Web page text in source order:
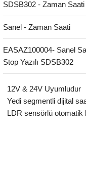
SDSB302 - Zaman Saati
Sanel - Zaman Saati
EASAZ100004- Sanel
Stop Yazılı SDSB302
12V & 24V Uyumludur
Yedi segmentli dijital
LDR sensörlü